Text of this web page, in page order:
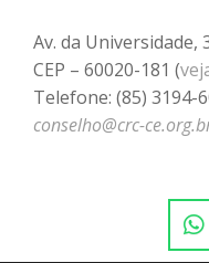
Av. da Universidade,
CEP – 60020-181 (
Telefone: (85) 3194-
conselho@crc-